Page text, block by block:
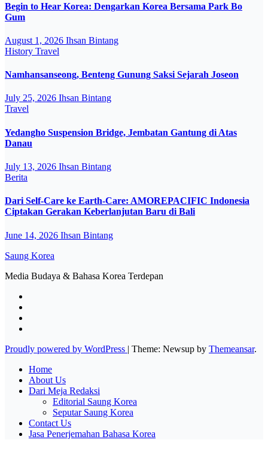
Begin to Hear Korea: Dengarkan Korea Bersama Park Bo
Gum
August 1, 2026 Ihsan Bintang
History Travel
Namhansanseong, Benteng Gunung Saksi Sejarah Joseon
July 25, 2026 Ihsan Bintang
Travel
Yedangho Suspension Bridge, Jembatan Gantung di Atas
Danau
July 13, 2026 Ihsan Bintang
Berita
Dari Self-Care ke Earth-Care: AMOREPACIFIC Indonesia
Ciptakan Gerakan Keberlanjutan Baru di Bali
June 14, 2026 Ihsan Bintang
Saung Korea
Media Budaya & Bahasa Korea Terdepan
Proudly powered by WordPress | Theme: Newsup by Themeansar.
Home
About Us
Dari Meja Redaksi
Editorial Saung Korea
Seputar Saung Korea
Contact Us
Jasa Penerjemahan Bahasa Korea